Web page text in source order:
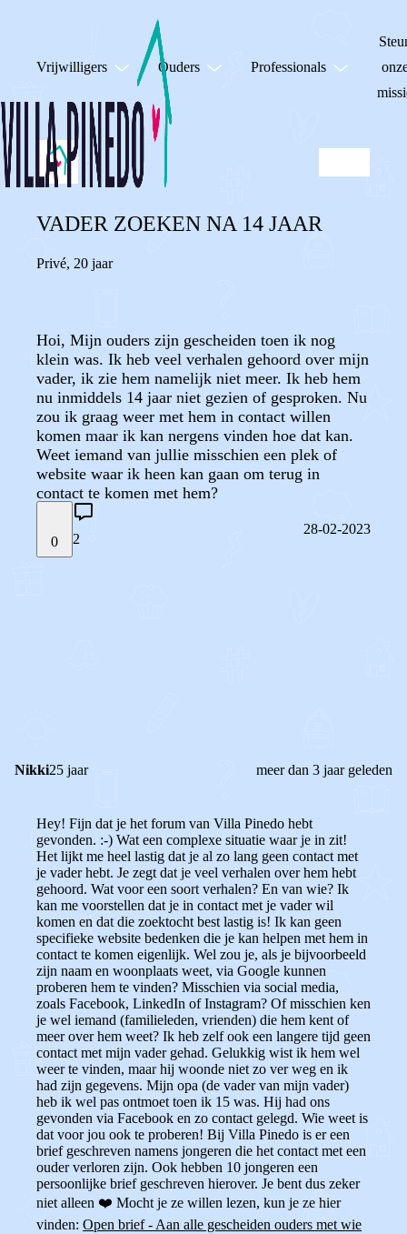
Vrijwilligers Ouders Professionals
VADER ZOEKEN NA 14 JAAR
Privé, 20 jaar
Hoi, Mijn ouders zijn gescheiden toen ik nog
klein was. Ik heb veel verhalen gehoord over mijn
vader, ik zie hem namelijk niet meer. Ik heb hem
nu inmiddels 14 jaar niet gezien of gesproken. Nu
zou ik graag weer met hem in contact willen
komen maar ik kan nergens vinden hoe dat kan.
Weet iemand van jullie misschien een plek of
website waar ik heen kan gaan om terug in
contact te komen met hem?
0 2
28-02-2023
Nikki25 jaar meer dan 3 jaar geleden
Hey! Fijn dat je het forum van Villa Pinedo hebt
gevonden. :-) Wat een complexe situatie waar je in zit!
Het lijkt me heel lastig dat je al zo lang geen contact met
je vader hebt. Je zegt dat je veel verhalen over hem hebt
gehoord. Wat voor een soort verhalen? En van wie? Ik
kan me voorstellen dat je in contact met je vader wil
komen en dat die zoektocht best lastig is! Ik kan geen
specifieke website bedenken die je kan helpen met hem in
contact te komen eigenlijk. Wel zou je, als je bijvoorbeeld
zijn naam en woonplaats weet, via Google kunnen
proberen hem te vinden? Misschien via social media,
zoals Facebook, LinkedIn of Instagram? Of misschien ken
je wel iemand (familieleden, vrienden) die hem kent of
meer over hem weet? Ik heb zelf ook een langere tijd geen
contact met mijn vader gehad. Gelukkig wist ik hem wel
weer te vinden, maar hij woonde niet zo ver weg en ik
had zijn gegevens. Mijn opa (de vader van mijn vader)
heb ik wel pas ontmoet toen ik 15 was. Hij had ons
gevonden via Facebook en zo contact gelegd. Wie weet is
dat voor jou ook te proberen! Bij Villa Pinedo is er een
brief geschreven namens jongeren die het contact met een
ouder verloren zijn. Ook hebben 10 jongeren een
persoonlijke brief geschreven hierover. Je bent dus zeker
niet alleen ❤️ Mocht je ze willen lezen, kun je ze hier
vinden: Open brief - Aan alle gescheiden ouders met wie